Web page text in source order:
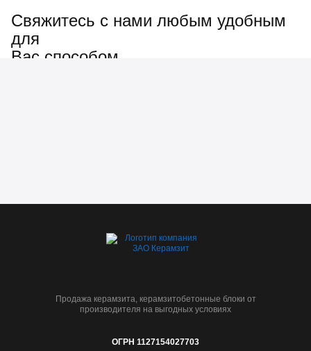
Свяжитесь с нами любым удобным
для
Вас способом
Продажа керамзита, керамзитобетонные блоки от
производителя на выгодных условиях
ОГРН 1127154027703